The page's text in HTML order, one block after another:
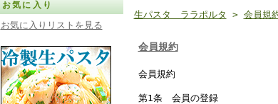
お気に入り
お気に入りリストを見る
生パスタ ララポルタ > 会員規
会員規約
会員規約
第1条 会員の登録